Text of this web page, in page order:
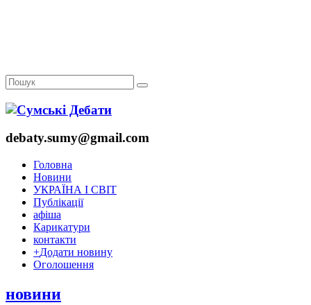
debaty.sumy@gmail.com
Головна
Новини
УКРАЇНА І СВІТ
Публікації
афіша
Карикатури
контакти
+Додати новину
Оголошення
новини